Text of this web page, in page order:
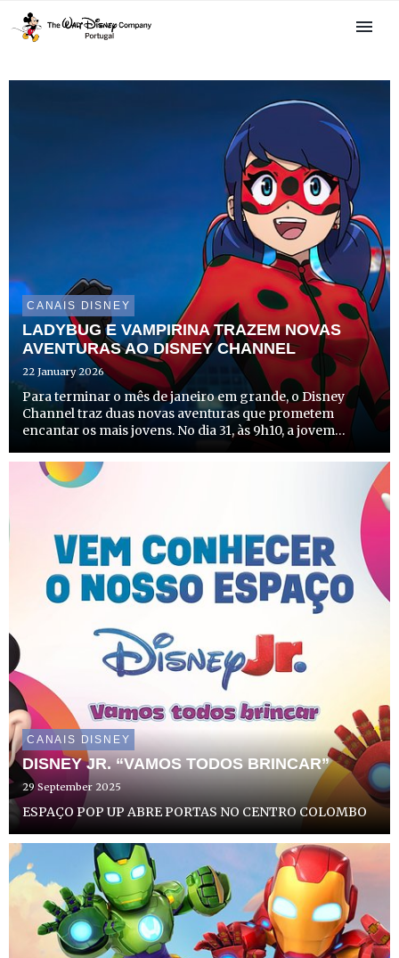
CANAIS DISNEY
LADYBUG E VAMPIRINA TRAZEM NOVAS
AVENTURAS AO DISNEY CHANNEL
22 January 2026
Para terminar o mês de janeiro em grande, o Disney
Channel traz duas novas aventuras que prometem
encantar os mais jovens. No dia 31, às 9h10, a jovem
internacional em “Miraculous World: As Aventuras de
Ladybug em Tóquio, S...
CANAIS DISNEY
DISNEY JR. “VAMOS TODOS BRINCAR”
29 September 2025
ESPAÇO POP UP ABRE PORTAS NO CENTRO COLOMBO